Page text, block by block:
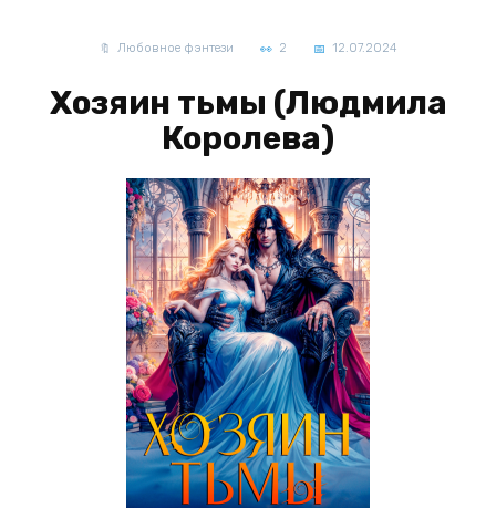
Любовное фэнтези 2 12.07.2024
Хозяин тьмы (Людмила
Королева)